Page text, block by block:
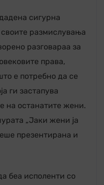
сигурна
размислувања
разговараа за
права,
е потребно да се
ги застапува
на останатите жени.
„Јаки жени ја
презентирана и
беа исполенти со